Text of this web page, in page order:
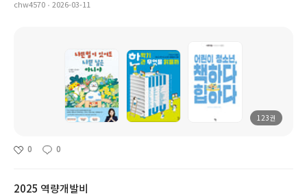
chw4570 2026-03-11
123권
0 0
2025 역량개발비